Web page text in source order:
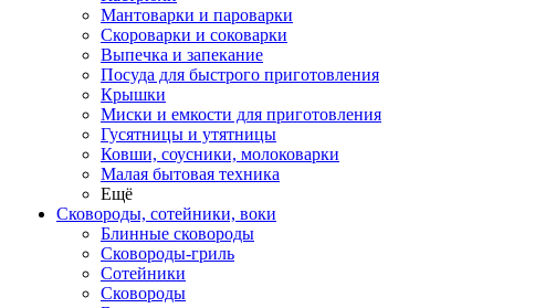
Мантоварки и пароварки
Скороварки и соковарки
Выпечка и запекание
Посуда для быстрого приготовления
Крышки
Миски и емкости для приготовления
Гусятницы и утятницы
Ковши, соусники, молоковарки
Малая бытовая техника
Ещё
Сковороды, сотейники, воки
Блинные сковороды
Сковороды-гриль
Сотейники
Сковороды